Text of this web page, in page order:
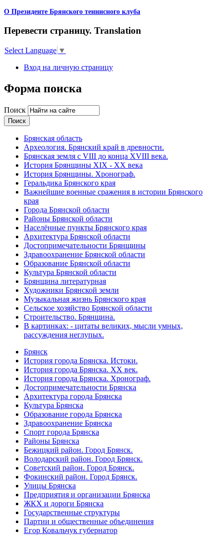
О Президенте Брянского теннисного клуба
Перевести страницу. Translation
Select Language ▼
Вход на личную страницу
Форма поиска
Поиск
Брянская область
Археология. Брянский край в древности.
Брянская земля с VIII до конца XVIII века.
История Брянщины XIX - XX века
История Брянщины. Хронограф.
Геральдика Брянского края
Важнейшие военные сражения в истории Брянского
края
Города Брянской области
Районы Брянской области
Населённые пункты Брянского края
Архитектура Брянской области
Достопримечательности Брянщины
Здравоохранение Брянской области
Образование Брянской области
Культура Брянской области
Брянщина литературная
Художники Брянской земли
Музыкальная жизнь Брянского края
Сельское хозяйство Брянской области
Строительство. Брянщина.
В картинках: - цитаты великих, мысли умных,
рассуждения неглупых.
Брянск
История города Брянска. Истоки.
История города Брянска. XX век.
История города Брянска. Хронограф.
Достопримечательности Брянска
Архитектура города Брянска
Культура Брянска
Образование города Брянска
Здравоохранение Брянска
Спорт города Брянска
Районы Брянска
Бежицкий район. Город Брянск.
Володарский район. Город Брянск.
Советский район. Город Брянск.
Фокинский район. Город Брянск.
Улицы Брянска
Предприятия и организации Брянска
ЖКХ и дороги Брянска
Государственные структуры
Партии и общественные объединения
Егор Ковальчук губернатор